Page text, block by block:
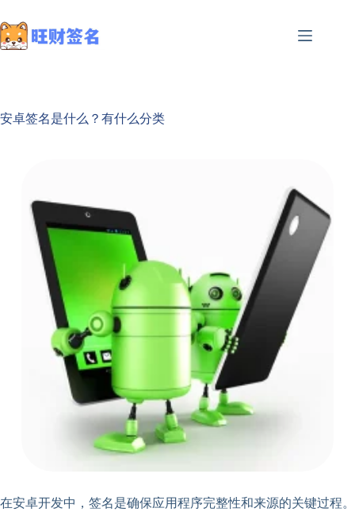
安卓签名是什么？有什么分类
在安卓开发中，签名是确保应用程序完整性和来源的关键过程。